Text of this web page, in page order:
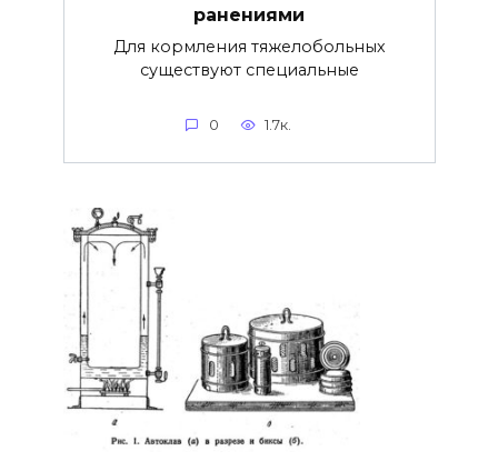
ранениями
Для кормления тяжелобольных
существуют специальные
0 1.7к.